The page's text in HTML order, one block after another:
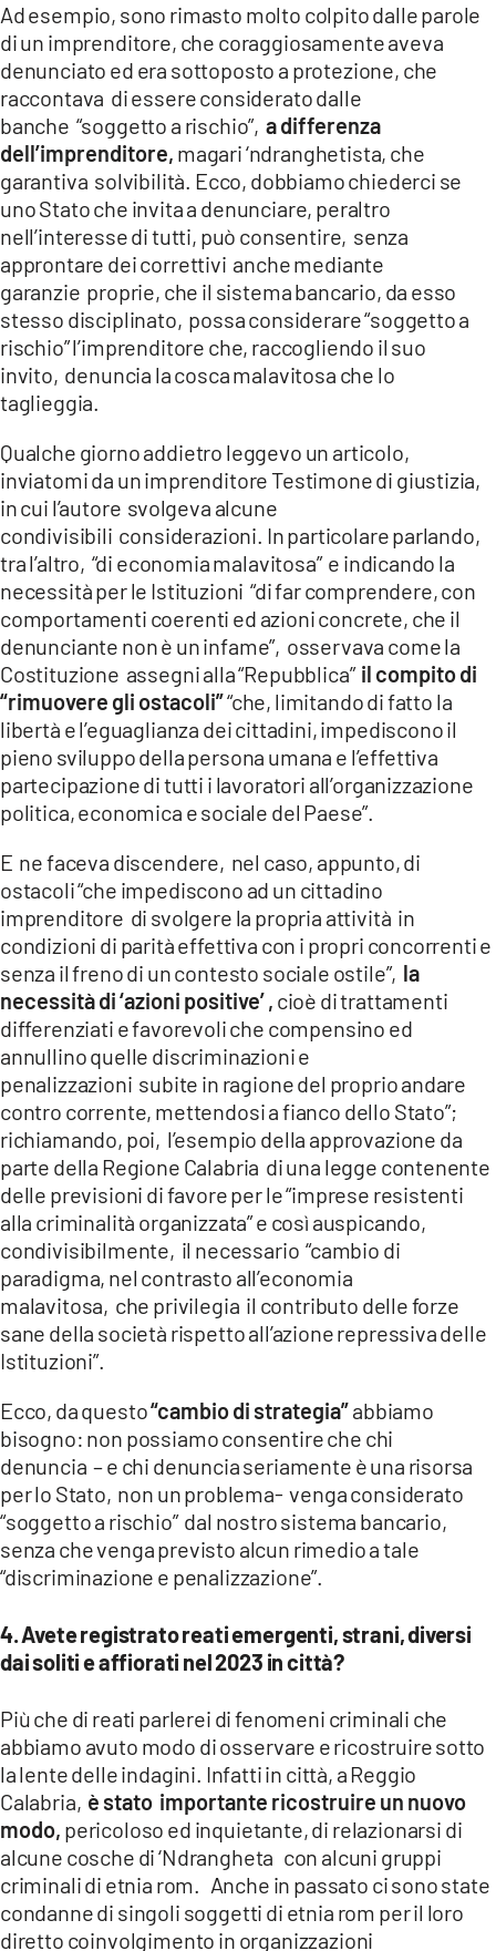
Ad esempio, sono rimasto molto colpito dalle parole
di un imprenditore, che coraggiosamente aveva
denunciato ed era sottoposto a protezione, che
raccontava di essere considerato dalle
banche “soggetto a rischio”, a differenza
dell’imprenditore, magari ‘ndranghetista, che
garantiva solvibilità. Ecco, dobbiamo chiederci se
uno Stato che invita a denunciare, peraltro
nell’interesse di tutti, può consentire, senza
approntare dei correttivi anche mediante
garanzie proprie, che il sistema bancario, da esso
stesso disciplinato, possa considerare “soggetto a
rischio” l’imprenditore che, raccogliendo il suo
invito, denuncia la cosca malavitosa che lo
taglieggia.
Qualche giorno addietro leggevo un articolo,
inviatomi da un imprenditore Testimone di giustizia,
in cui l’autore svolgeva alcune
condivisibili considerazioni. In particolare parlando,
tra l’altro, “di economia malavitosa” e indicando la
necessità per le Istituzioni “di far comprendere, con
comportamenti coerenti ed azioni concrete, che il
denunciante non è un infame”, osservava come la
Costituzione assegni alla “Repubblica” il compito di
“rimuovere gli ostacoli”“che, limitando di fatto la
libertà e l’eguaglianza dei cittadini, impediscono il
pieno sviluppo della persona umana e l’effettiva
partecipazione di tutti i lavoratori all’organizzazione
politica, economica e sociale del Paese”.
E ne faceva discendere, nel caso, appunto, di
ostacoli “che impediscono ad un cittadino
imprenditore di svolgere la propria attività in
condizioni di parità effettiva con i propri concorrenti e
senza il freno di un contesto sociale ostile”, la
necessità di ‘azioni positive’ , cioè di trattamenti
differenziati e favorevoli che compensino ed
annullino quelle discriminazioni e
penalizzazioni subite in ragione del proprio andare
contro corrente, mettendosi a fianco dello Stato”;
richiamando, poi, l’esempio della approvazione da
parte della Regione Calabria di una legge contenente
delle previsioni di favore per le “imprese resistenti
alla criminalità organizzata” e così auspicando,
condivisibilmente, il necessario “cambio di
paradigma, nel contrasto all’economia
malavitosa, che privilegia il contributo delle forze
sane della società rispetto all’azione repressiva delle
Istituzioni”.
Ecco, da questo“cambio di strategia”abbiamo
bisogno: non possiamo consentire che chi
denuncia – e chi denuncia seriamente è una risorsa
per lo Stato, non un problema- venga considerato
“soggetto a rischio” dal nostro sistema bancario,
senza che venga previsto alcun rimedio a tale
“discriminazione e penalizzazione”.
4. ⁠Avete registrato reati emergenti, strani, diversi
dai soliti e affiorati nel 2023 in città?
Più che di reati parlerei di fenomeni criminali che
abbiamo avuto modo di osservare e ricostruire sotto
la lente delle indagini. Infatti in città, a Reggio
Calabria, è stato importante ricostruire un nuovo
modo, pericoloso ed inquietante, di relazionarsi di
alcune cosche di ‘Ndrangheta con alcuni gruppi
criminali di etnia rom. Anche in passato ci sono state
condanne di singoli soggetti di etnia rom per il loro
diretto coinvolgimento in organizzazioni